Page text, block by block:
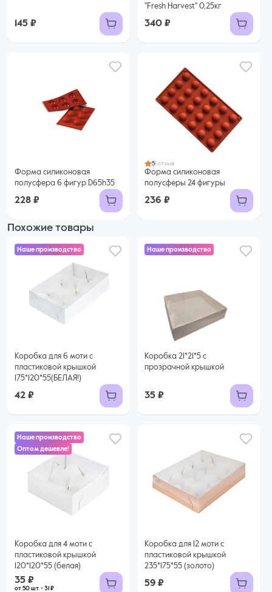
145 ₽
"Fresh Harvest" 0,25кг
340 ₽
Форма силиконовая
полусфера 6 фигур D65h35
228 ₽
5 1 отзыв
Форма силиконовая
полусферы 24 фигуры
236 ₽
Похожие товары
Наше производство
Коробка для 6 моти с
пластиковой крышкой
175*120*55(БЕЛАЯ!)
42 ₽
Наше производство
Коробка 21*21*5 с
прозрачной крышкой
35 ₽
Наше производство
Оптом дешевле!
Коробка для 4 моти с
пластиковой крышкой
120*120*55 (белая)
35 ₽
от 50 шт. - 31 ₽
31 ₽ за шт. при заказе от 50 шт.
Купить оптом
Коробка для 12 моти с
пластиковой крышкой
235*175*55 (золото)
59 ₽